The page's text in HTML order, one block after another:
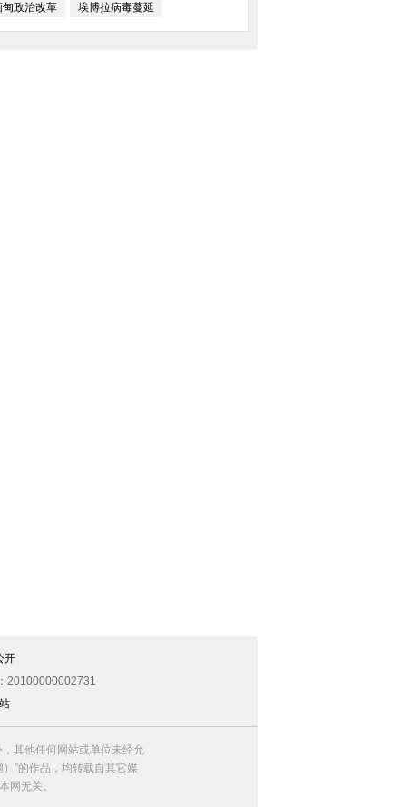
甸政治改革
埃博拉病毒蔓延
开
20100000002731
其他任何网站或单位未经允
”的作品，均转载自其它媒
网无关。